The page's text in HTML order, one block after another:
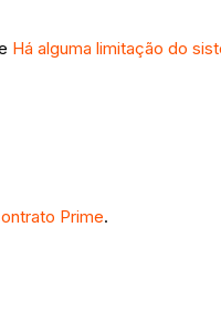
Há alguma limitação do
Prime.